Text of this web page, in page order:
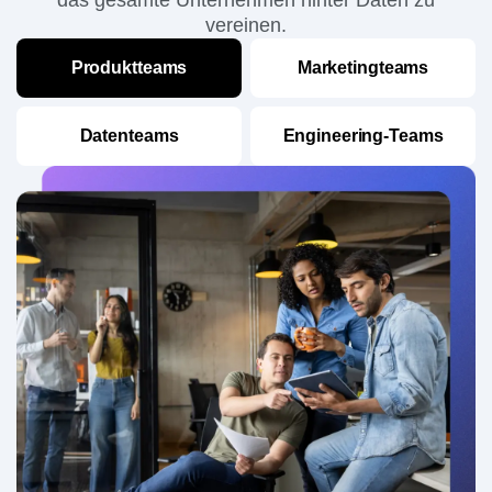
vereinen.
Produktteams Marketingteams
Datenteams Engineering-Teams
Erhalte verlässliche Erkenntnisse über
das User Engagement, um bessere
Produkte zu entwickeln.
Mehr erfahren→
„Ich habe die Philosophie intern für eine neue Art der
Produktentwicklung verkauft. Wir haben schnell erkannt,
dass es nur ein Tool gibt, das dafür geeignet ist, und das ist
Amplitude.“
Damien Delautier